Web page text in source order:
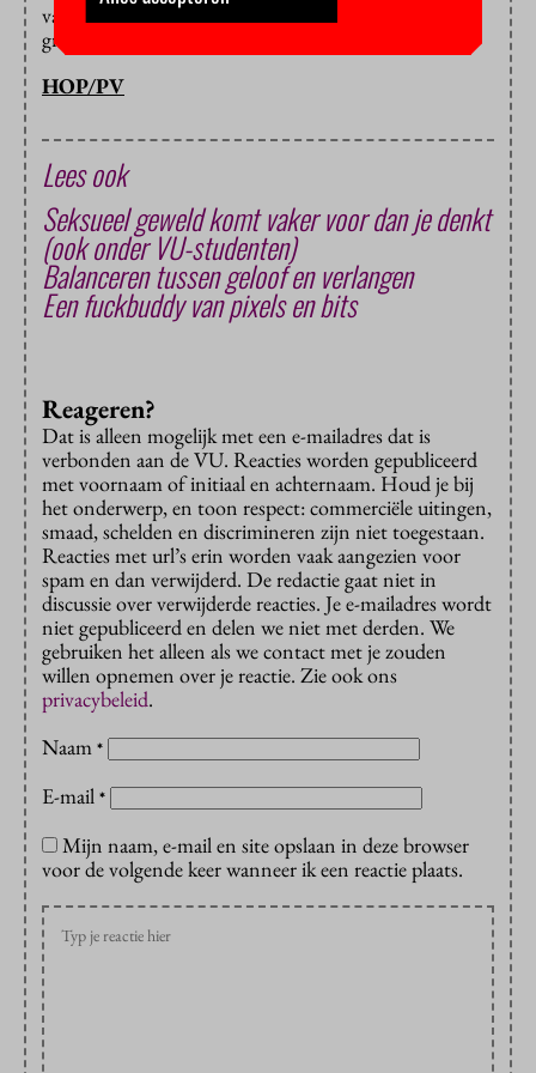
van de nationale wetenschapsagenda misschien als
grapje bedoeld zijn.
HOP/PV
Lees ook
Seksueel geweld komt vaker voor dan je denkt
(ook onder VU-studenten)
Balanceren tussen geloof en verlangen
Een fuckbuddy van pixels en bits
Reageren?
Dat is alleen mogelijk met een e-mailadres dat is
verbonden aan de VU. Reacties worden gepubliceerd
met voornaam of initiaal en achternaam. Houd je bij
het onderwerp, en toon respect: commerciële uitingen,
smaad, schelden en discrimineren zijn niet toegestaan.
Reacties met url’s erin worden vaak aangezien voor
spam en dan verwijderd. De redactie gaat niet in
discussie over verwijderde reacties. Je e-mailadres wordt
niet gepubliceerd en delen we niet met derden. We
gebruiken het alleen als we contact met je zouden
willen opnemen over je reactie. Zie ook ons
privacybeleid.
Naam *
E-mail *
Mijn naam, e-mail en site opslaan in deze browser
voor de volgende keer wanneer ik een reactie plaats.